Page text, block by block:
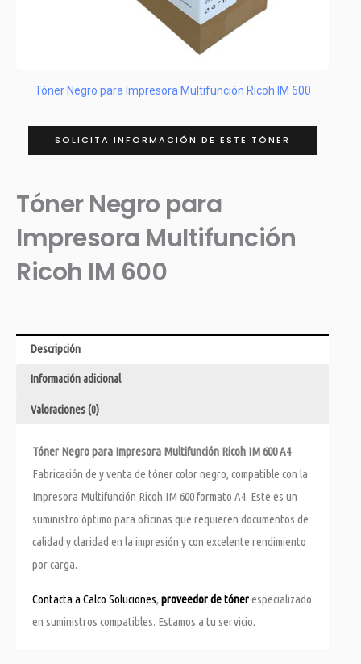
Tóner Negro para Impresora Multifunción Ricoh IM 600
SOLICITA INFORMACIÓN DE ESTE TÓNER
Tóner Negro para
Impresora Multifunción
Ricoh IM 600
Descripción
Información adicional
Valoraciones (0)
Tóner Negro para Impresora Multifunción Ricoh IM 600 A4
Fabricación de y venta de tóner color negro, compatible con la
Impresora Multifunción Ricoh IM 600 formato A4. Este es un
suministro óptimo para oficinas que requieren documentos de
calidad y claridad en la impresión y con excelente rendimiento
por carga.
Contacta a Calco Soluciones, proveedor de tónerespecializado
en suministros compatibles. Estamos a tu servicio.